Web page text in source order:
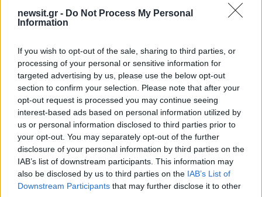
newsit.gr - Do Not Process My Personal
Information
If you wish to opt-out of the sale, sharing to third parties, or
processing of your personal or sensitive information for
targeted advertising by us, please use the below opt-out
section to confirm your selection. Please note that after your
opt-out request is processed you may continue seeing
interest-based ads based on personal information utilized by
us or personal information disclosed to third parties prior to
your opt-out. You may separately opt-out of the further
disclosure of your personal information by third parties on the
IAB’s list of downstream participants. This information may
also be disclosed by us to third parties on the IAB’s List of
Downstream Participants that may further disclose it to other
Αν τα χάσατε